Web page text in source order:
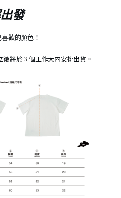
上)免運費
上)免運費
以上)免運費
發
歡的顏色！
將於 3 個工作天內安排出貨。